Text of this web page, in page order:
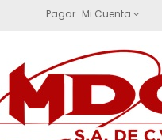
Pagar Mi Cuenta